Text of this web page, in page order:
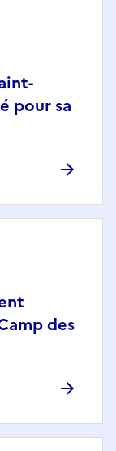
pour sa
des